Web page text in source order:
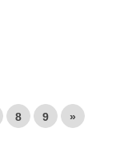
8 9 »